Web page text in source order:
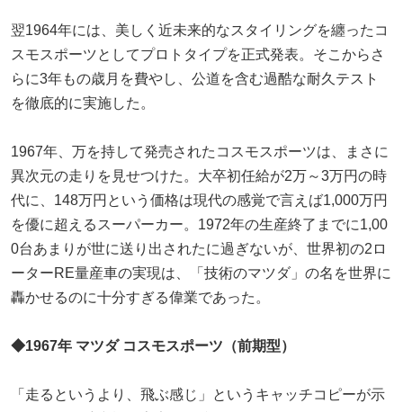
翌1964年には、美しく近未来的なスタイリングを纏ったコ
スモスポーツとしてプロトタイプを正式発表。そこからさ
らに3年もの歳月を費やし、公道を含む過酷な耐久テスト
を徹底的に実施した。
1967年、万を持して発売されたコスモスポーツは、まさに
異次元の走りを見せつけた。大卒初任給が2万～3万円の時
代に、148万円という価格は現代の感覚で言えば1,000万円
を優に超えるスーパーカー。1972年の生産終了までに1,00
0台あまりが世に送り出されたに過ぎないが、世界初の2ロ
ーターRE量産車の実現は、「技術のマツダ」の名を世界に
轟かせるのに十分すぎる偉業であった。
◆1967年 マツダ コスモスポーツ （前期型）
「走るというより、飛ぶ感じ」というキャッチコピーが示